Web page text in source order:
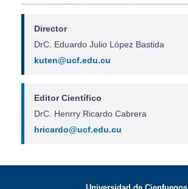
Director
DrC. Eduardo Julio López Bastida
kuten@ucf.edu.cu
Editor Científico
DrC. Henrry Ricardo Cabrera
hricardo@ucf.edu.cu